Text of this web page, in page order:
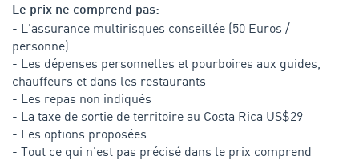
Le prix ne comprend pas:
- L'assurance multirisques conseillée (50 Euros /
personne)
- Les dépenses personnelles et pourboires aux guides,
chauffeurs et dans les restaurants
- Les repas non indiqués
- La taxe de sortie de territoire au Costa Rica US$29
- Les options proposées
- Tout ce qui n'est pas précisé dans le prix comprend